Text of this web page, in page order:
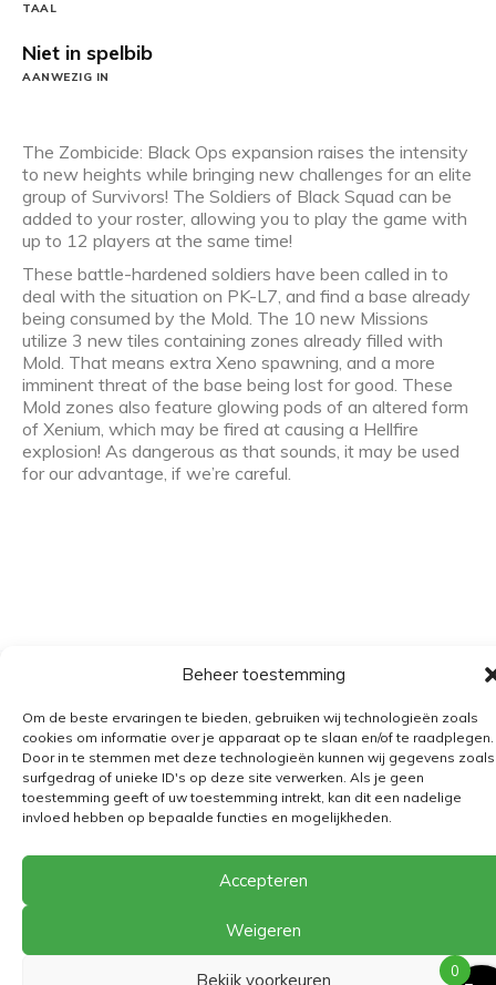
Beheer toestemming
Om de beste ervaringen te bieden, gebruiken wij technologieën zoals
cookies om informatie over je apparaat op te slaan en/of te raadplegen.
Door in te stemmen met deze technologieën kunnen wij gegevens zoals
surfgedrag of unieke ID's op deze site verwerken. Als je geen
toestemming geeft of uw toestemming intrekt, kan dit een nadelige
invloed hebben op bepaalde functies en mogelijkheden.
Accepteren
Weigeren
Bekijk voorkeuren
TAAL
Niet in spelbib
AANWEZIG IN
The Zombicide: Black Ops expansion raises the intensity
to new heights while bringing new challenges for an elite
group of Survivors! The Soldiers of Black Squad can be
added to your roster, allowing you to play the game with
up to 12 players at the same time!
These battle-hardened soldiers have been called in to
deal with the situation on PK-L7, and find a base already
being consumed by the Mold. The 10 new Missions
utilize 3 new tiles containing zones already filled with
Mold. That means extra Xeno spawning, and a more
imminent threat of the base being lost for good. These
Mold zones also feature glowing pods of an altered form
of Xenium, which may be fired at causing a Hellfire
explosion! As dangerous as that sounds, it may be used
for our advantage, if we’re careful.
Verzending
Retourbeleid
BE 0682.845.059
The Playground
0